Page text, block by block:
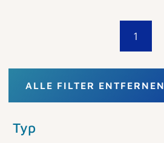
1
ALLE FILTER ENTFERNEN
Typ